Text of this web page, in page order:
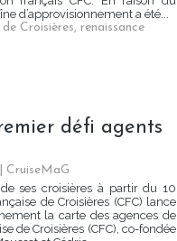
d’approvisionnement a été...
Croisières, renaissance
défi agents
CruiseMaG
ses croisières à partir du 10
de Croisières (CFC) lance
la carte des agences de
de Croisières (CFC), co-fondée